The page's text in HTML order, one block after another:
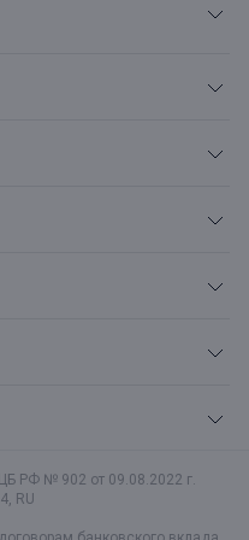
РФ № 902 от 09.08.2022 г.
, RU